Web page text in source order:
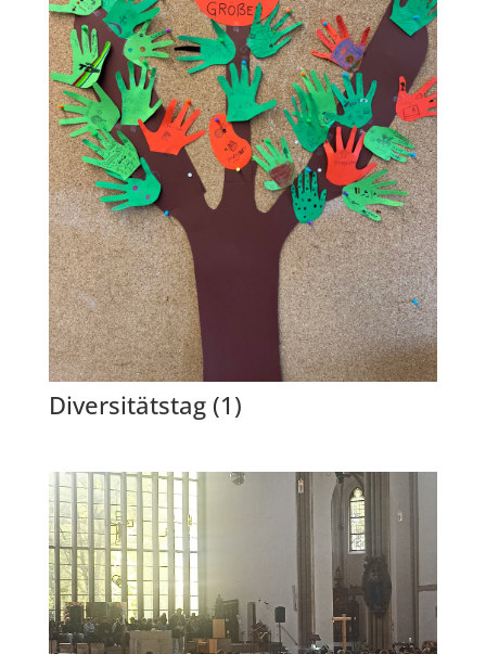
Diversitätstag (1)